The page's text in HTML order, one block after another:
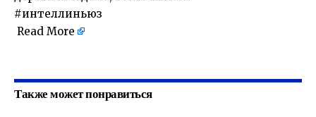
#интеллиньюз
Read More
Также может понравиться